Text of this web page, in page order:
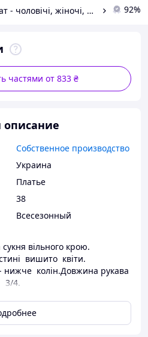
Продавец Скарбниця Карпат - чоловічі, жіночі, дитячі вишиванки, гердани, ручної роботи 92%
частями от 833 ₴
описание
Собственное производство
Украина
Платье
38
Всесезонный
вільного крою.
вишито квіти.
нижче колін.Довжина рукава
3/4.
вносити зміни до виробу,